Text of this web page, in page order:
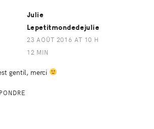
Julie
Lepetitmondedejulie
23 AOÛT 2016 AT 10 H
12 MIN
gentil, merci